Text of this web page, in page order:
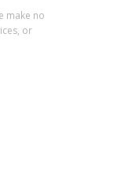
make no
or